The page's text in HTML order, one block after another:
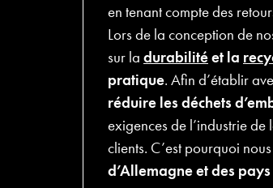
en tenant compte des
Lors de la conception de
sur la durabilitéet la
pratique. Afin d’établir
réduire les déchets
exigences de l’industrie
clients. C’est pourquoi
d’Allemagne et des